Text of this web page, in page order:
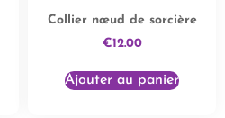
Collier nœud de sorcière
€12.00
Ajouter au panier